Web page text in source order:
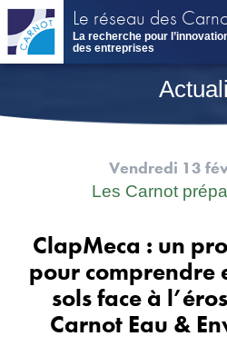
Aller
contenu
principal
Le réseau des
La recherche pour
des entreprises
Vendredi 13
Les Carnot
ClapMeca : un
pour comprendre
sols face à
Carnot Eau &